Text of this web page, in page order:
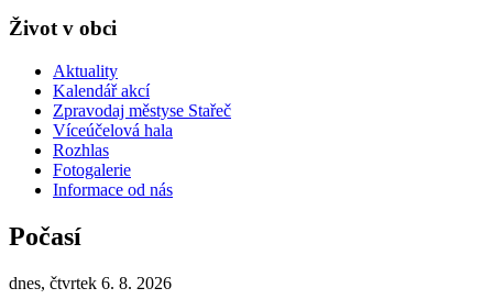
Život v obci
Aktuality
Kalendář akcí
Zpravodaj městyse Stařeč
Víceúčelová hala
Rozhlas
Fotogalerie
Informace od nás
Počasí
dnes, čtvrtek 6. 8. 2026